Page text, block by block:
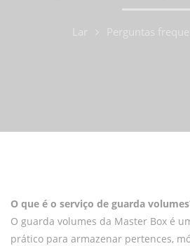
Lar Perguntas
O que é o serviço de guarda
O guarda volumes da Master Box é
prático para armazenar pertences,